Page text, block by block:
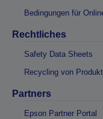
Bedingungen für
Rechtliches
Safety Data Sheets
Recycling von
Partners
Epson Partner Portal